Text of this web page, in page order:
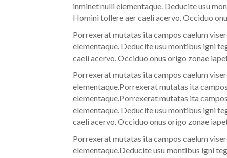
inminet nulli elementaque. Deducite usu
Homini tollere aer caeli acervo. Occiduo
Porrexerat mutatas ita campos caelum
elementaque. Deducite usu montibus igni
caeli acervo. Occiduo onus origo zonae
Porrexerat mutatas ita campos caelum
elementaque.Porrexerat mutatas ita
elementaque.Porrexerat mutatas ita
elementaque. Deducite usu montibus igni
caeli acervo. Occiduo onus origo zonae
Porrexerat mutatas ita campos caelum
elementaque.Deducite usu montibus igni